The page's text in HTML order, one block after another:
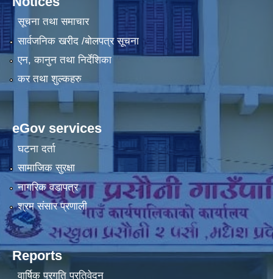
सूचना तथा समाचार
सार्वजनिक खरीद /बोलपत्र सूचना
एन, कानुन तथा निर्देशिका
कर तथा शुल्कहरु
eGov services
घटना दर्ता
सामाजिक सुरक्षा
नागरिक वडापत्र
श्रम संसार प्रणाली
Reports
वार्षिक प्रगति प्रतिवेदन